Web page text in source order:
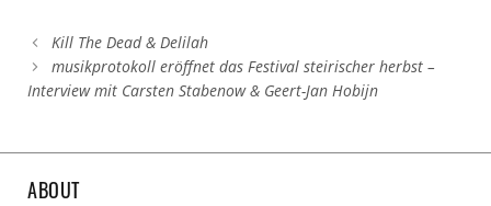
Kill The Dead & Delilah
musikprotokoll eröffnet das Festival steirischer herbst –
Interview mit Carsten Stabenow & Geert-Jan Hobijn
ABOUT